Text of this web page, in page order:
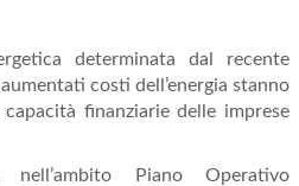
determinata dal recente
costi dell’energia stanno
finanziarie delle imprese
nell’ambito Piano Operativo